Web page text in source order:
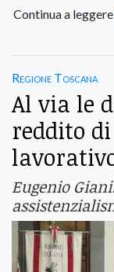
Continua a leggere
Regione Toscana
Al via le
reddito
Eugenio